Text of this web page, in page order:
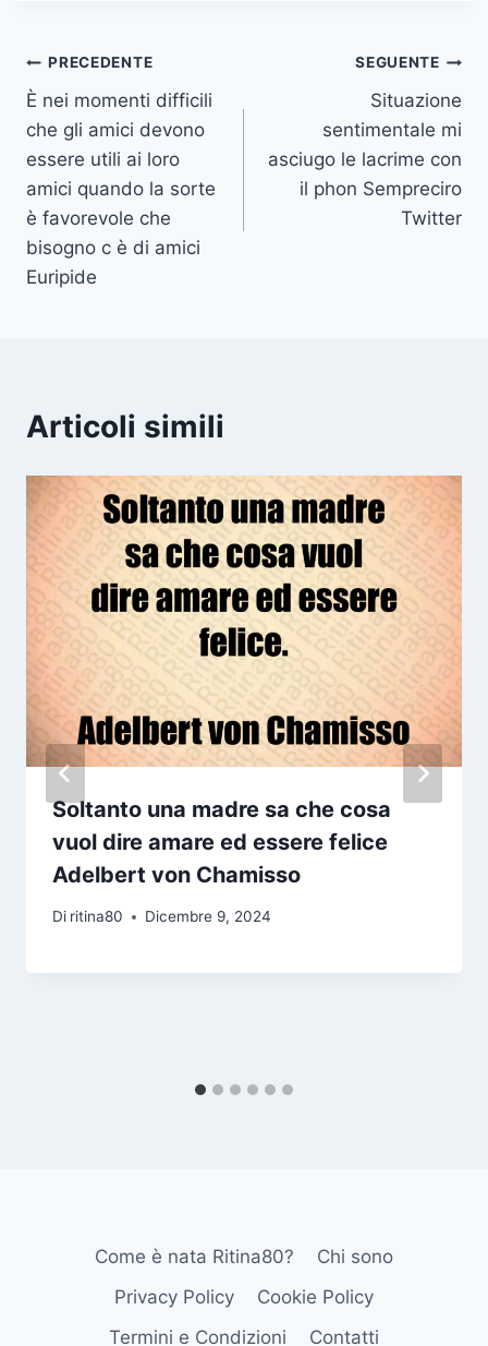
Navigazione
articoli
PRECEDENTE
È nei momenti difficili
che gli amici devono
essere utili ai loro
amici quando la sorte
è favorevole che
bisogno c è di amici
Euripide
SEGUENTE
Situazione
sentimentale mi
asciugo le lacrime con
il phon Sempreciro
Twitter
Articoli simili
Soltanto una madre sa che cosa
vuol dire amare ed essere felice
Adelbert von Chamisso
Di ritina80 Dicembre 9, 2024
Come è nata Ritina80?
Chi sono
Privacy Policy
Cookie Policy
Termini e Condizioni
Contatti